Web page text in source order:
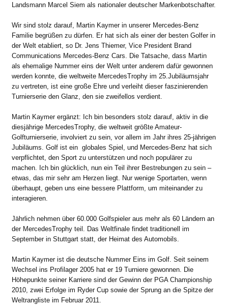
Landsmann Marcel Siem als nationaler deutscher Markenbotschafter.
Wir sind stolz darauf, Martin Kaymer in unserer Mercedes-Benz
Familie begrüßen zu dürfen. Er hat sich als einer der besten Golfer in
der Welt etabliert, so Dr. Jens Thiemer, Vice President Brand
Communications Mercedes-Benz Cars. Die Tatsache, dass Martin
als ehemalige Nummer eins der Welt unter anderem dafür gewonnen
werden konnte, die weltweite MercedesTrophy im 25. Jubiläumsjahr
zu vertreten, ist eine große Ehre und verleiht dieser faszinierenden
Turnierserie den Glanz, den sie zweifellos verdient.
Martin Kaymer ergänzt: Ich bin besonders stolz darauf, aktiv in die
diesjährige MercedesTrophy, die weltweit größte Amateur-
Golfturnierserie, involviert zu sein, vor allem im Jahr ihres 25-jährigen
Jubiläums. Golf ist ein globales Spiel, und Mercedes-Benz hat sich
verpflichtet, den Sport zu unterstützen und noch populärer zu
machen. Ich bin glücklich, nun ein Teil ihrer Bestrebungen zu sein –
etwas, das mir sehr am Herzen liegt. Nur wenige Sportarten, wenn
überhaupt, geben uns eine bessere Plattform, um miteinander zu
interagieren.
Jährlich nehmen über 60.000 Golfspieler aus mehr als 60 Ländern an
der MercedesTrophy teil. Das Weltfinale findet traditionell im
September in Stuttgart statt, der Heimat des Automobils.
Martin Kaymer ist die deutsche Nummer Eins im Golf. Seit seinem
Wechsel ins Profilager 2005 hat er 19 Turniere gewonnen. Die
Höhepunkte seiner Karriere sind der Gewinn der PGA Championship
2010, zwei Erfolge im Ryder Cup sowie der Sprung an die Spitze der
Weltrangliste im Februar 2011.